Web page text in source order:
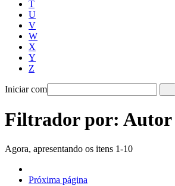
T
U
V
W
X
Y
Z
Iniciar com
Filtrador por: Autor
Agora, apresentando os itens 1-10
Próxima página